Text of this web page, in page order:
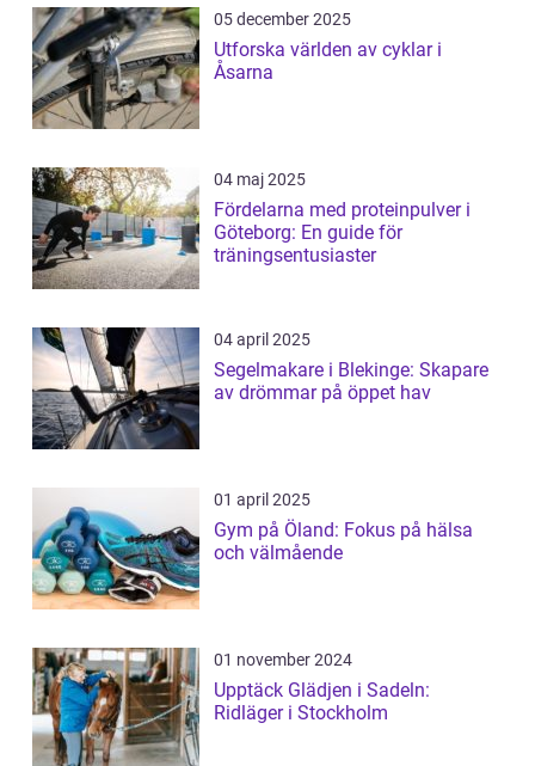
05 december 2025
Utforska världen av cyklar i
Åsarna
04 maj 2025
Fördelarna med proteinpulver i
Göteborg: En guide för
träningsentusiaster
04 april 2025
Segelmakare i Blekinge: Skapare
av drömmar på öppet hav
01 april 2025
Gym på Öland: Fokus på hälsa
och välmående
01 november 2024
Upptäck Glädjen i Sadeln:
Ridläger i Stockholm